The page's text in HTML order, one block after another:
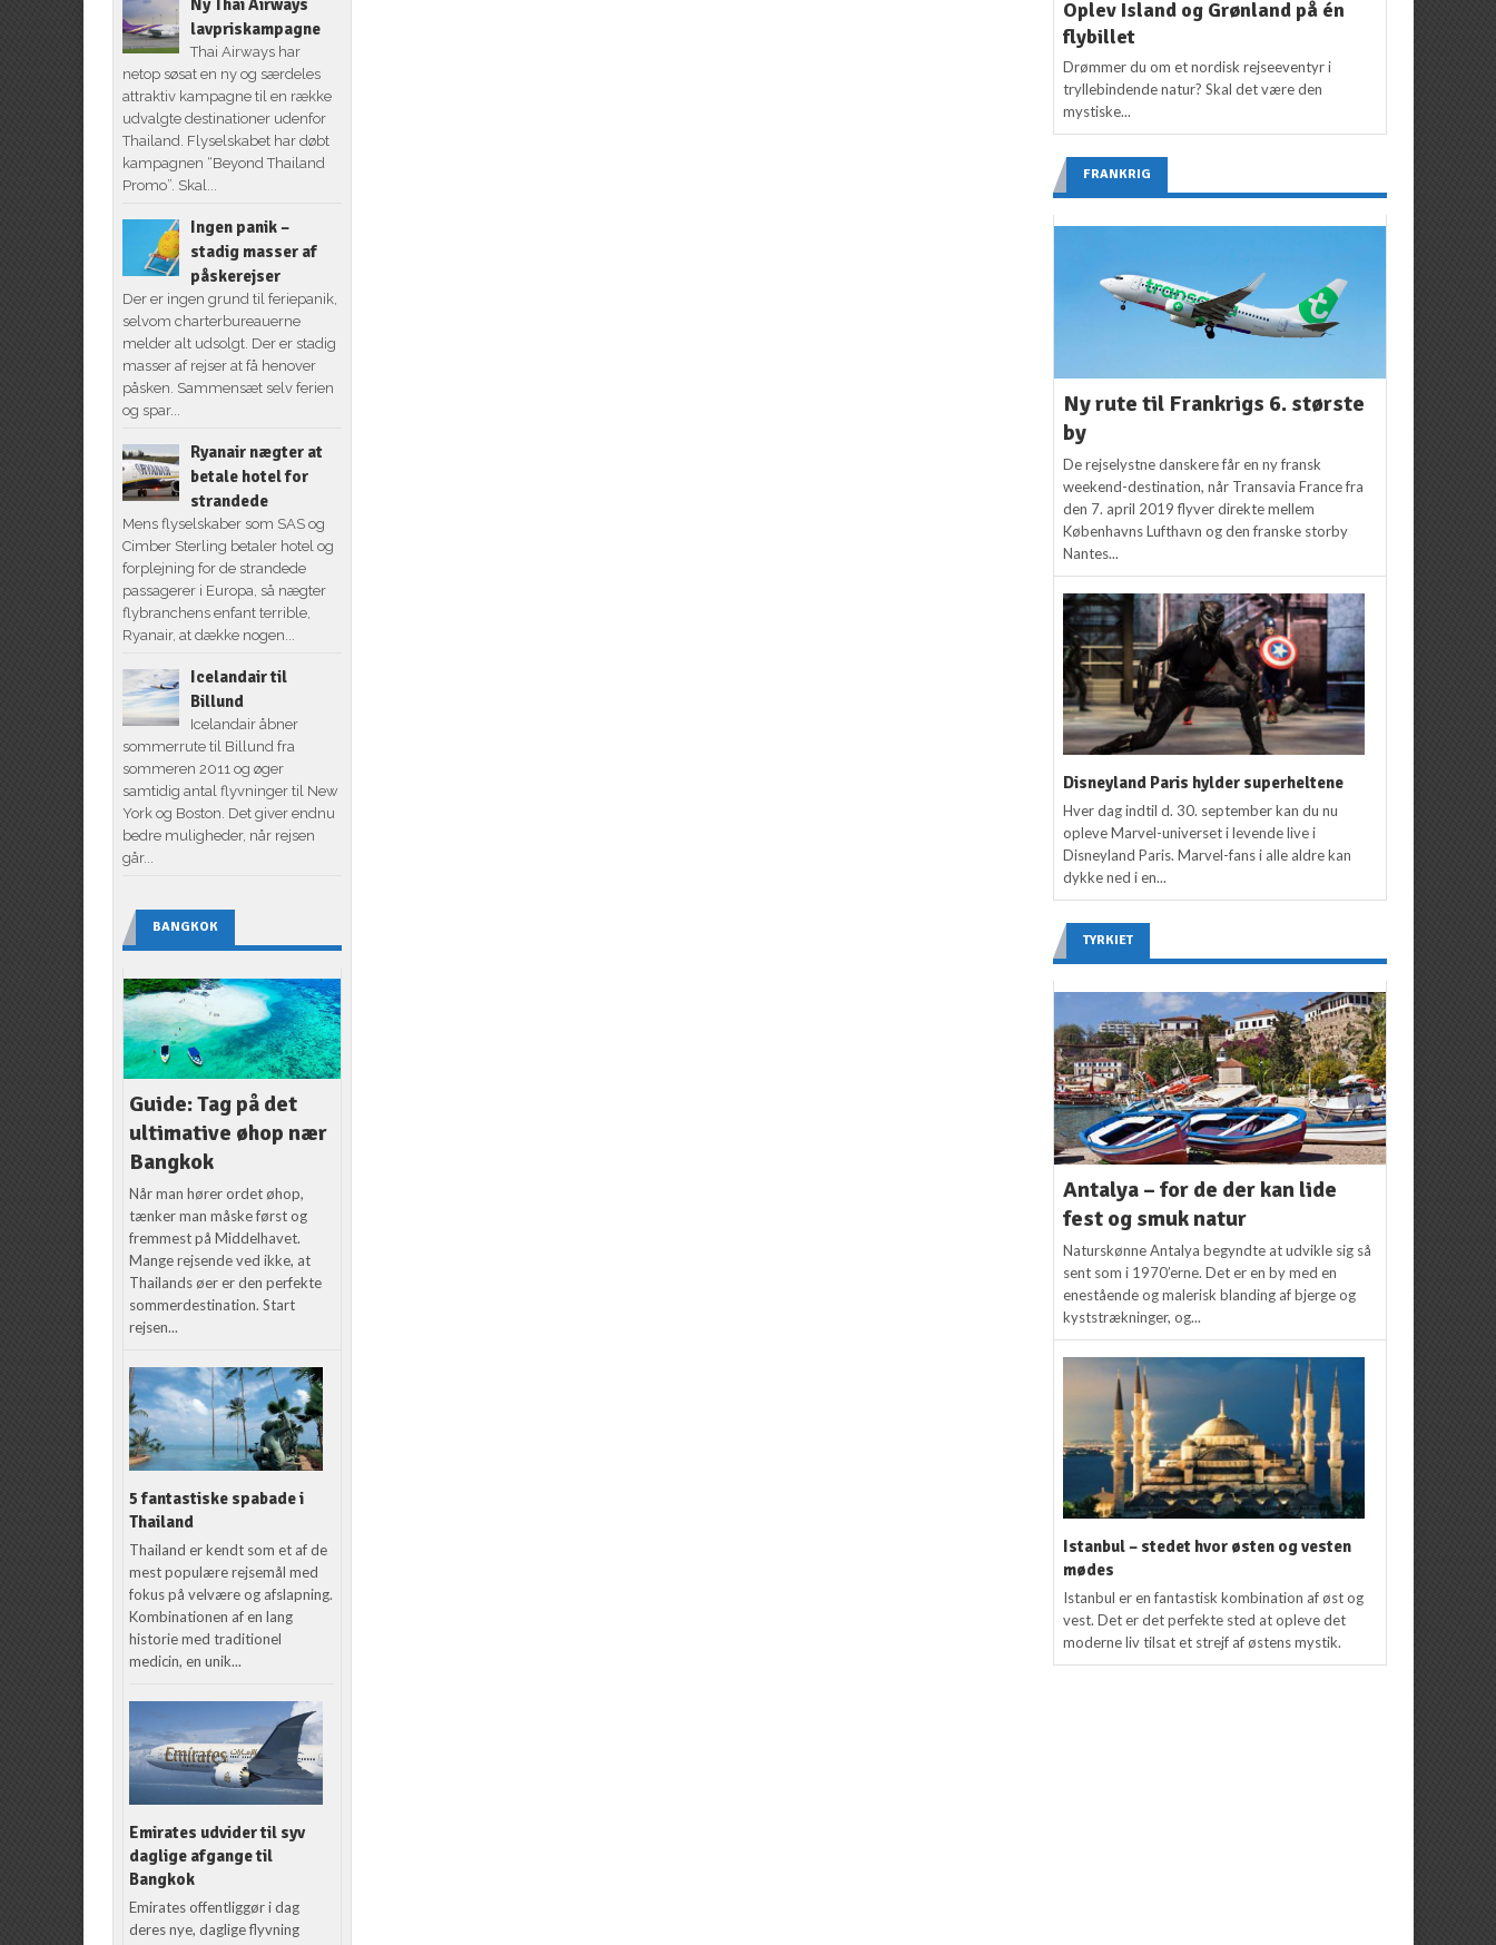
Ny Thai Airways
lavpriskampagne
Thai Airways har
netop søsat en ny og særdeles
attraktiv kampagne til en række
udvalgte destinationer udenfor
Thailand. Flyselskabet har døbt
kampagnen “Beyond Thailand
Promo”. Skal...
Ingen panik –
stadig masser af
påskerejser
Der er ingen grund til feriepanik,
selvom charterbureauerne
melder alt udsolgt. Der er stadig
masser af rejser at få henover
påsken. Sammensæt selv ferien
og spar...
Ryanair nægter at
betale hotel for
strandede
Mens flyselskaber som SAS og
Cimber Sterling betaler hotel og
forplejning for de strandede
passagerer i Europa, så nægter
flybranchens enfant terrible,
Ryanair, at dække nogen...
Icelandair til
Billund
Icelandair åbner
sommerrute til Billund fra
sommeren 2011 og øger
samtidig antal flyvninger til New
York og Boston. Det giver endnu
bedre muligheder, når rejsen
går...
BANGKOK
Guide: Tag på det
ultimative øhop nær
Bangkok
Når man hører ordet øhop,
tænker man måske først og
fremmest på Middelhavet.
Mange rejsende ved ikke, at
Thailands øer er den perfekte
sommerdestination. Start
rejsen...
5 fantastiske spabade i
Thailand
Thailand er kendt som et af de
mest populære rejsemål med
fokus på velvære og afslapning.
Kombinationen af en lang
historie med traditionel
medicin, en unik...
Emirates udvider til syv
daglige afgange til
Bangkok
Emirates offentliggør i dag
deres nye, daglige flyvning
Oplev Island og Grønland på én
flybillet
Drømmer du om et nordisk rejseeventyr i
tryllebindende natur? Skal det være den
mystiske...
FRANKRIG
Ny rute til Frankrigs 6. største
by
De rejselystne danskere får en ny fransk
weekend-destination, når Transavia France fra
den 7. april 2019 flyver direkte mellem
Københavns Lufthavn og den franske storby
Nantes...
Disneyland Paris hylder superheltene
Hver dag indtil d. 30. september kan du nu
opleve Marvel-universet i levende live i
Disneyland Paris. Marvel-fans i alle aldre kan
dykke ned i en...
TYRKIET
Antalya – for de der kan lide
fest og smuk natur
Naturskønne Antalya begyndte at udvikle sig så
sent som i 1970’erne. Det er en by med en
enestående og malerisk blanding af bjerge og
kyststrækninger, og...
Istanbul – stedet hvor østen og vesten
mødes
Istanbul er en fantastisk kombination af øst og
vest. Det er det perfekte sted at opleve det
moderne liv tilsat et strejf af østens mystik.